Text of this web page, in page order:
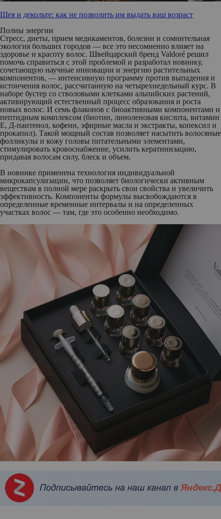
Шея и декольте: как не позволить им выдать ваш возраст
Полны энергии
Стресс, диеты, прием медикаментов, болезни и сомнительная
экология больших городов — все это несомненно влияет на
здоровье и красоту волос. Швейцарский бренд Valdoré решил
помочь справиться с этой проблемой и разработал новинку,
сочетающую научные инновации и энергию растительных
компонентов, — интенсивную программу против выпадения и
истончения волос, рассчитанную на четырехнедельный курс. В
наборе бустер со стволовыми клетками альпийских растений,
активирующий естественный процесс образования и роста
новых волос. И семь флаконов с биоактивными компонентами и
пептидным комплексом (биотин, линоленовая кислота, витамин
Е, Д-пантенол, кофеин, эфирные масла и экстракты, копексил и
прокапил). Такой мощный состав позволяет насытить волосяные
фолликулы и кожу головы питательными элементами,
стимулировать кровоснабжение, усилить кератинизацию,
придавая волосам силу, блеск и объем.
В новинке применена технология индивидуальной
микрокапсулизации, что позволяет биологически активным
веществам в полной мере раскрыть свои свойства и увеличить
эффективность. Компоненты формулы высвобождаются в
определенные временные интервалы и на определенных
участках волос — там, где это особенно необходимо.